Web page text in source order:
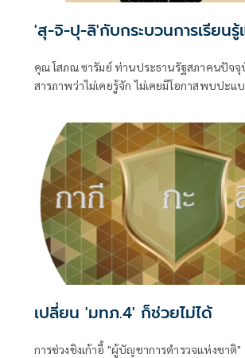
'สุ-จิ-ปุ-ลิ'กับกระบวนการเรียน
คุณ โสภณ ซารัมย์ ท่านประธานรัฐสภาคนปัจจุ
สารภาพว่าไม่เคยรู้จัก ไม่เคยมีโอกาสพบปะแ
พอที่จะดำรงตำแหน่ง
เปลี่ยน 'มทภ.4' ก็ช่วยไม่ได้
การช่วงชิงเก้าอี้ "ผู้บัญชาการตำรวจแห่งชาติ